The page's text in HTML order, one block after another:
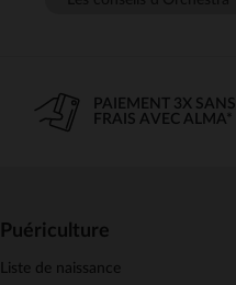
PAIEMENT 3X SANS
FRAIS AVEC ALMA*
Puériculture
Liste de naissance